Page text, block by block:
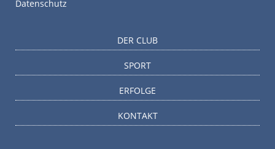
Datenschutz
DER CLUB
SPORT
ERFOLGE
KONTAKT